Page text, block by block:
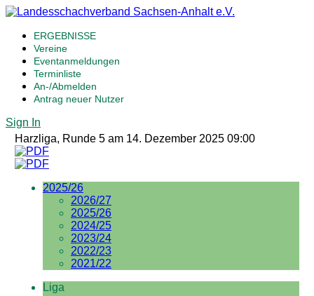
ERGEBNISSE
Vereine
Eventanmeldungen
Terminliste
An-/Abmelden
Antrag neuer Nutzer
Sign In
Harzliga, Runde 5 am 14. Dezember 2025 09:00
2025/26
2026/27
2025/26
2024/25
2023/24
2022/23
2021/22
Liga